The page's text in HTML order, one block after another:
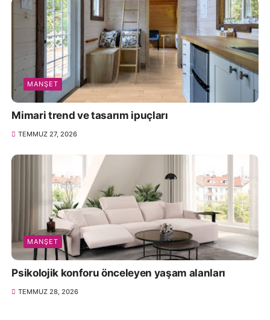
MANŞET
Mimari trend ve tasarım ipuçları
TEMMUZ 27, 2026
MANŞET
Psikolojik konforu önceleyen yaşam alanları
TEMMUZ 28, 2026